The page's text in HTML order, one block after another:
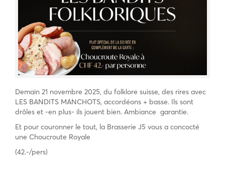
Demain 21 novembre 2025, du folklore suisse, des rires avec
LES BANDITS MANCHOTS, accordéons + basse. Ils sont
drôles et -en plus- ils jouent bien. Ambiance garantie.
Et pour couronner le tout, la Brasserie J5 vous a concocté
une Choucroute Royale
(42.-/pers)